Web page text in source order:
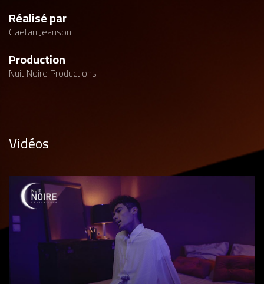
Réalisé par
Gaëtan Jeanson
Production
Nuit Noire Productions
Vidéos